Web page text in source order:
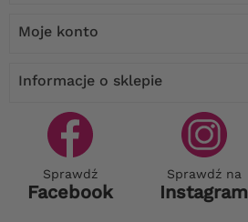
Moje konto
Informacje o sklepie
Sprawdź
Facebook
Sprawdź na
Instagram